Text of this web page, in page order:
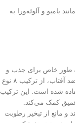
بامبو و آلوئه‌ورا به
طور خاص برای جذب و
حفظ رطوبت شناخته می‌شود. در فرمولاسیون این ضد آفتاب، از ترکیب ۸ نوع
شده است. این ترکیب
کمک می‌کند.
مانع از تبخیر رطوبت